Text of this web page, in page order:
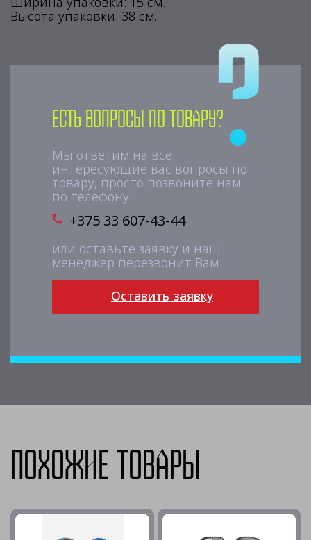
Высота упаковки: 38 см.
Есть вопросы по товару?
Мы ответим на все
интересующие вас вопросы по
товару, просто позвоните нам
по телефону
+375 33 607-43-44
или оставьте заявку и наш
менеджер перезвонит Вам
Оставить заявку
Похожие товары